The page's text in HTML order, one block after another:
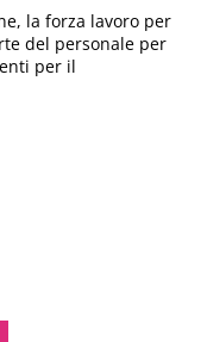
la forza lavoro per
del personale per
per il